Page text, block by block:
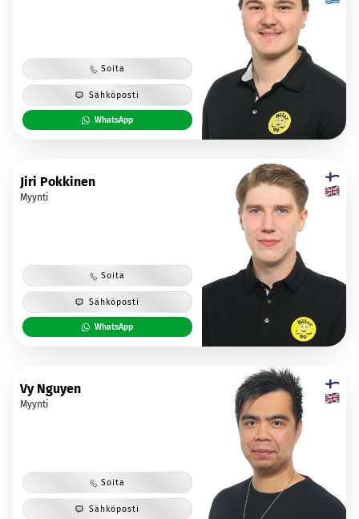
Soita
Sähköposti
WhatsApp
Jiri Pokkinen
Myynti
Soita
Sähköposti
WhatsApp
Vy Nguyen
Myynti
Soita
Sähköposti